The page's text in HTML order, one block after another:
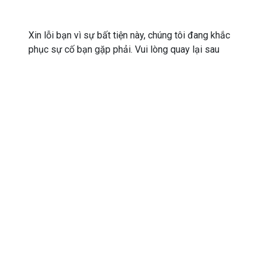
Xin lỗi bạn vì sự bất tiện này, chúng tôi đang khắc
phục sự cố bạn gặp phải. Vui lòng quay lại sau